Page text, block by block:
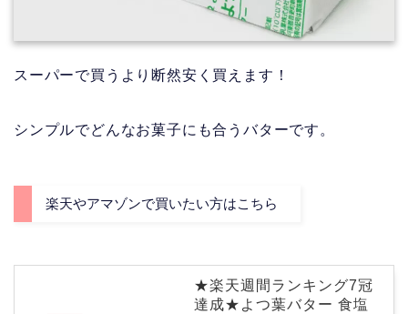
スーパーで買うより断然安く買えます！
シンプルでどんなお菓子にも合うバターです。
楽天やアマゾンで買いたい方はこちら
★楽天週間ランキング7冠
達成★よつ葉バター 食塩